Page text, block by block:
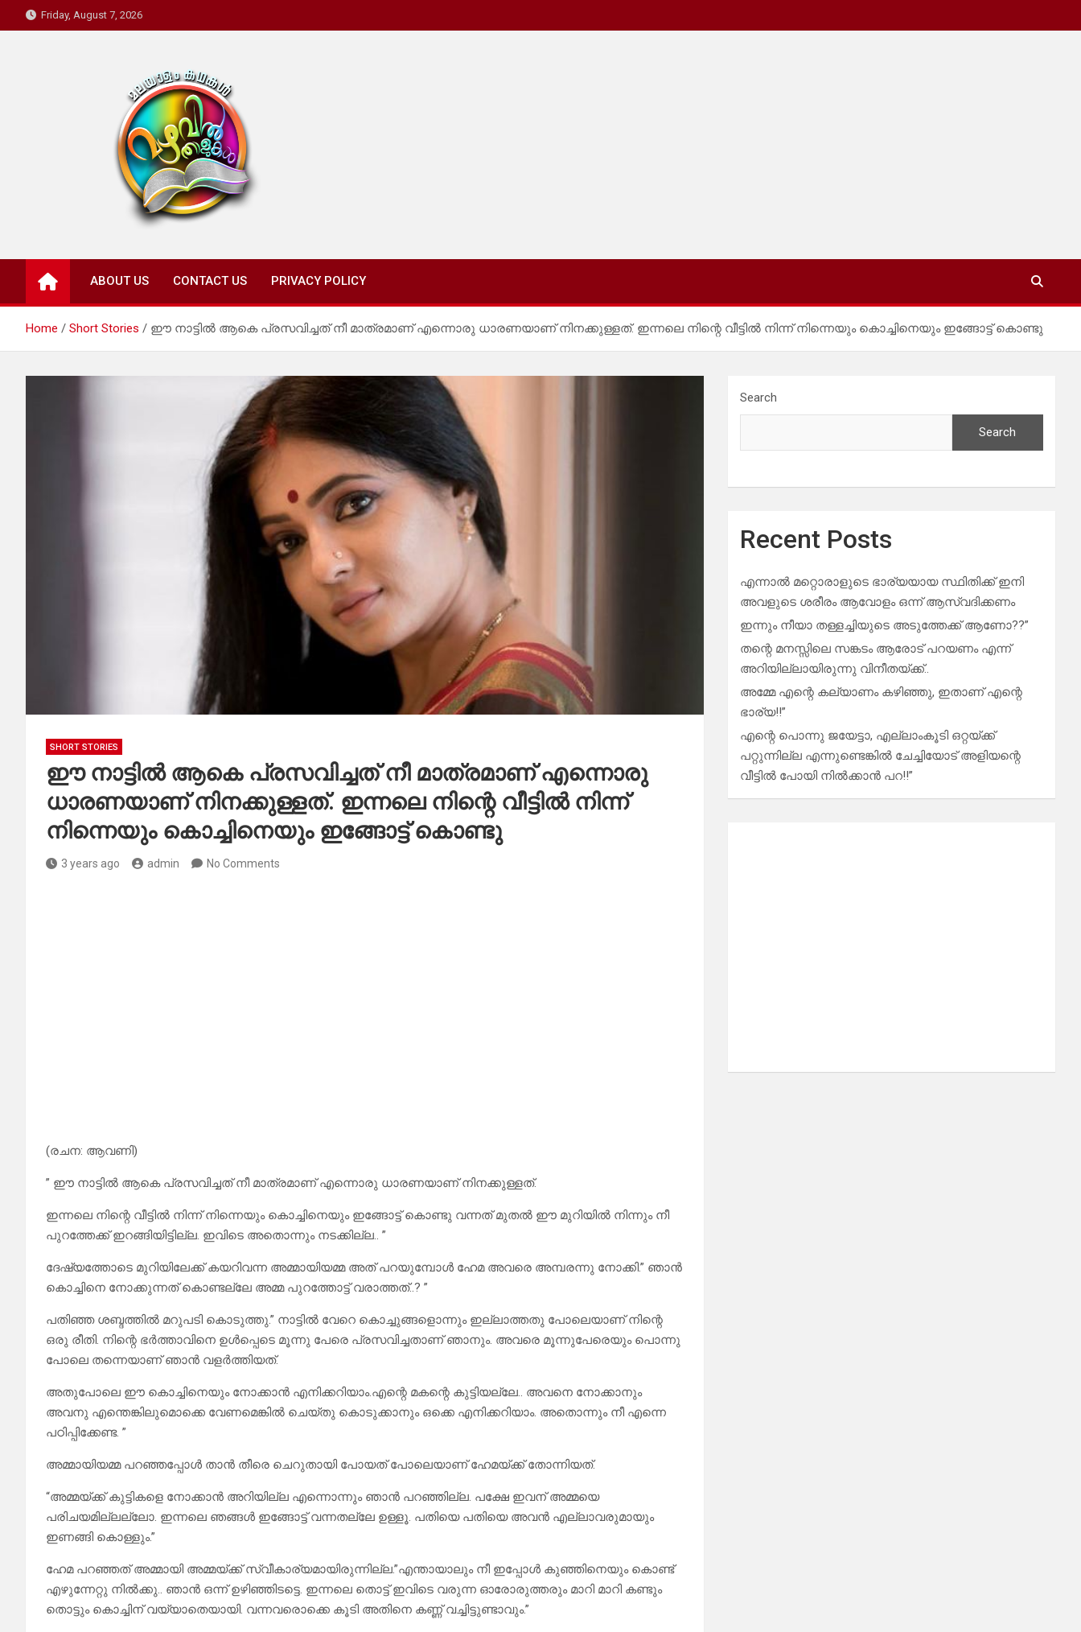
to
Friday, August 7, 2026
Mazhavil Thalukal
ABOUT US CONTACT US PRIVACY POLICY
Home Short Stories ഈ നാട്ടിൽ ആകെ പ്രസവിച്ചത് നീ മാത്രമാണ് എന്നൊരു ധാരണയാണ് നിനക്കുള്ളത്. ഇന്നലെ നിന്റെ വീട്ടിൽ നിന്ന് നിന്നെയും കൊച്ചിനെയും ഇങ്ങോട്ട് കൊണ്ടു
SHORT STORIES
ഈ നാട്ടിൽ ആകെ പ്രസവിച്ചത് നീ മാത്രമാണ് എന്നൊരു
ധാരണയാണ് നിനക്കുള്ളത്. ഇന്നലെ നിന്റെ വീട്ടിൽ നിന്ന്
നിന്നെയും കൊച്ചിനെയും ഇങ്ങോട്ട് കൊണ്ടു
3 years ago admin No Comments
(രചന: ആവണി)
” ഈ നാട്ടിൽ ആകെ പ്രസവിച്ചത് നീ മാത്രമാണ് എന്നൊരു ധാരണയാണ് നിനക്കുള്ളത്.
ഇന്നലെ നിന്റെ വീട്ടിൽ നിന്ന് നിന്നെയും കൊച്ചിനെയും ഇങ്ങോട്ട് കൊണ്ടു വന്നത് മുതൽ ഈ മുറിയിൽ നിന്നും നീ
പുറത്തേക്ക് ഇറങ്ങിയിട്ടില്ല. ഇവിടെ അതൊന്നും നടക്കില്ല.. ”
ദേഷ്യത്തോടെ മുറിയിലേക്ക് കയറിവന്ന അമ്മായിയമ്മ അത് പറയുമ്പോൾ ഹേമ അവരെ അമ്പരന്നു നോക്കി.” ഞാൻ
കൊച്ചിനെ നോക്കുന്നത് കൊണ്ടല്ലേ അമ്മ പുറത്തോട്ട് വരാത്തത്..? ”
പതിഞ്ഞ ശബ്ദത്തിൽ മറുപടി കൊടുത്തു.” നാട്ടിൽ വേറെ കൊച്ചുങ്ങളൊന്നും ഇല്ലാത്തതു പോലെയാണ് നിന്റെ
ഒരു രീതി. നിന്റെ ഭർത്താവിനെ ഉൾപ്പെടെ മൂന്നു പേരെ പ്രസവിച്ചതാണ് ഞാനും. അവരെ മൂന്നുപേരെയും പൊന്നു
പോലെ തന്നെയാണ് ഞാൻ വളർത്തിയത്.
അതുപോലെ ഈ കൊച്ചിനെയും നോക്കാൻ എനിക്കറിയാം.എന്റെ മകന്റെ കുട്ടിയല്ലേ.. അവനെ നോക്കാനും
അവനു എന്തെങ്കിലുമൊക്കെ വേണമെങ്കിൽ ചെയ്തു കൊടുക്കാനും ഒക്കെ എനിക്കറിയാം. അതൊന്നും നീ എന്നെ
പഠിപ്പിക്കേണ്ട. ”
അമ്മായിയമ്മ പറഞ്ഞപ്പോൾ താൻ തീരെ ചെറുതായി പോയത് പോലെയാണ് ഹേമയ്ക്ക് തോന്നിയത്.
“അമ്മയ്ക്ക് കുട്ടികളെ നോക്കാൻ അറിയില്ല എന്നൊന്നും ഞാൻ പറഞ്ഞില്ല. പക്ഷേ ഇവന് അമ്മയെ
പരിചയമില്ലല്ലോ. ഇന്നലെ ഞങ്ങൾ ഇങ്ങോട്ട് വന്നതല്ലേ ഉള്ളൂ. പതിയെ പതിയെ അവൻ എല്ലാവരുമായും
ഇണങ്ങി കൊള്ളും.”
ഹേമ പറഞ്ഞത് അമ്മായി അമ്മയ്ക്ക് സ്വീകാര്യമായിരുന്നില്ല.”എന്തായാലും നീ ഇപ്പോൾ കുഞ്ഞിനെയും കൊണ്ട്
എഴുന്നേറ്റു നിൽക്കു.. ഞാൻ ഒന്ന് ഉഴിഞ്ഞിടട്ടെ. ഇന്നലെ തൊട്ട് ഇവിടെ വരുന്ന ഓരോരുത്തരും മാറി മാറി കണ്ടും
തൊട്ടും കൊച്ചിന് വയ്യാതെയായി. വന്നവരൊക്കെ കൂടി അതിനെ കണ്ണ് വച്ചിട്ടുണ്ടാവും.”
Search
Search
Recent Posts
എന്നാൽ മറ്റൊരാളുടെ ഭാര്യയായ സ്ഥിതിക്ക് ഇനി
അവളുടെ ശരീരം ആവോളം ഒന്ന് ആസ്വദിക്കണം
ഇന്നും നീയാ തള്ളച്ചിയുടെ അടുത്തേക്ക് ആണോ??”
തന്റെ മനസ്സിലെ സങ്കടം ആരോട് പറയണം എന്ന്
അറിയില്ലായിരുന്നു വിനീതയ്ക്ക്..
അമ്മേ എന്റെ കല്യാണം കഴിഞ്ഞു, ഇതാണ് എന്റെ
ഭാര്യ!!”
എന്റെ പൊന്നു ജയേട്ടാ, എല്ലാംകൂടി ഒറ്റയ്ക്ക്
പറ്റുന്നില്ല എന്നുണ്ടെങ്കിൽ ചേച്ചിയോട് അളിയന്റെ
വീട്ടിൽ പോയി നിൽക്കാൻ പറ!!”